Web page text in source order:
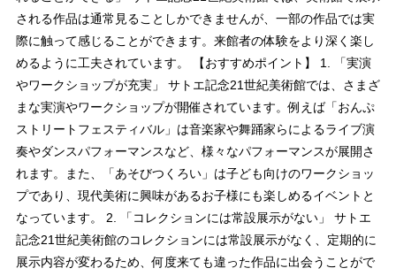
される作品は通常見ることしかできませんが、一部の作品では実
際に触って感じることができます。来館者の体験をより深く楽し
めるように工夫されています。 【おすすめポイント】 1. 「実演
やワークショップが充実」 サトエ記念21世紀美術館では、さまざ
まな実演やワークショップが開催されています。例えば「おんぷ
ストリートフェスティバル」は音楽家や舞踊家らによるライブ演
奏やダンスパフォーマンスなど、様々なパフォーマンスが展開さ
れます。また、「あそびつくろい」は子ども向けのワークショッ
プであり、現代美術に興味があるお子様にも楽しめるイベントと
なっています。 2. 「コレクションには常設展示がない」 サトエ
記念21世紀美術館のコレクションには常設展示がなく、定期的に
展示内容が変わるため、何度来ても違った作品に出会うことがで